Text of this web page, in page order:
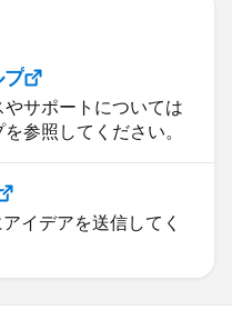
サポートについては
参照してください。
イデアを送信してく